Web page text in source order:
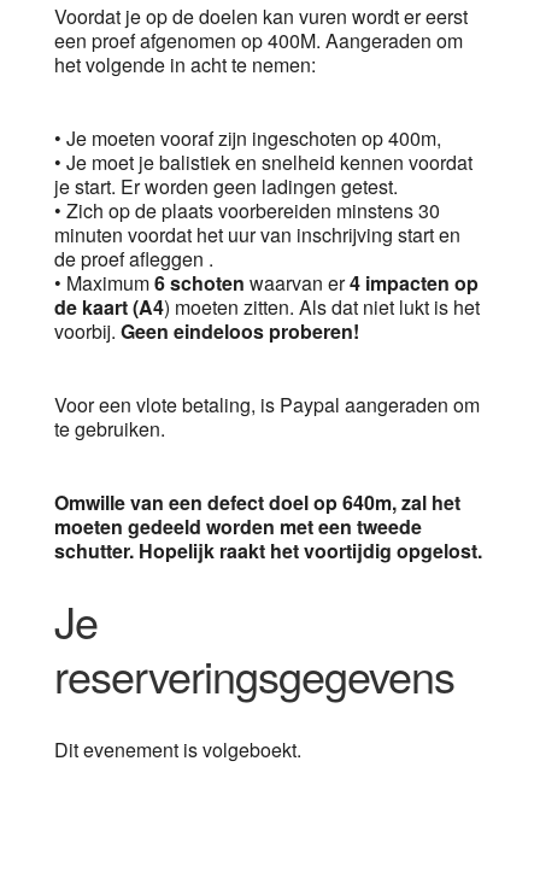
Voordat je op de doelen kan vuren wordt er eerst
een proef afgenomen op 400M. Aangeraden om
het volgende in acht te nemen:
• Je moeten vooraf zijn ingeschoten op 400m,
• Je moet je balistiek en snelheid kennen voordat
je start. Er worden geen ladingen getest.
• Zich op de plaats voorbereiden minstens 30
minuten voordat het uur van inschrijving start en
de proef afleggen .
• Maximum6 schoten waarvan er4 impacten op
de kaart (A4) moeten zitten. Als dat niet lukt is het
voorbij. Geen eindeloos proberen!
Voor een vlote betaling, is Paypal aangeraden om
te gebruiken.
Omwille van een defect doel op 640m, zal het
moeten gedeeld worden met een tweede
schutter. Hopelijk raakt het voortijdig opgelost.
Je
reserveringsgegevens
Dit evenement is volgeboekt.